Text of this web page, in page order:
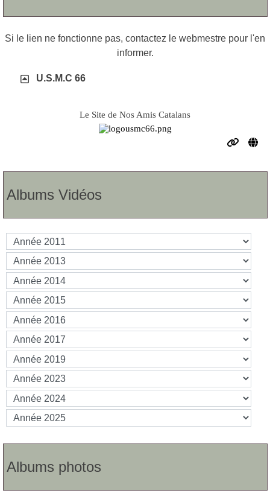
Si le lien ne fonctionne pas, contactez le webmestre pour l'en
informer.
U.S.M.C 66
Le Site de Nos Amis Catalans
Albums Vidéos
Albums photos